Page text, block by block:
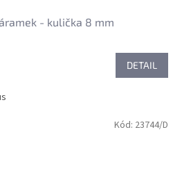
- kulička 8 mm
DETAIL
Kód: 23744/D